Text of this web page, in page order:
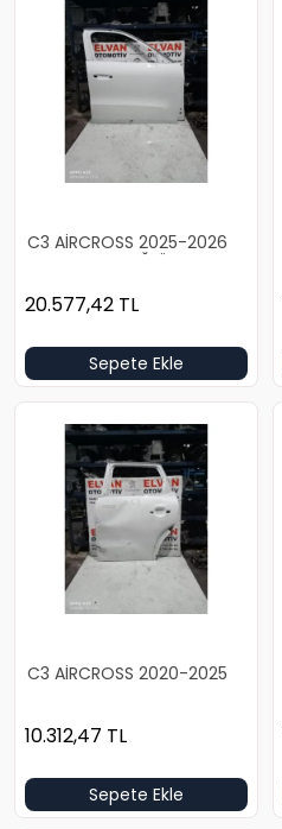
C3 AİRCROSS 2025-2026
BOŞ BEYAZ SAĞ ÖN KAPI
20.577,42 TL
Sepete Ekle
C3 AİRCROSS 2020-2025
10.312,47 TL
Sepete Ekle